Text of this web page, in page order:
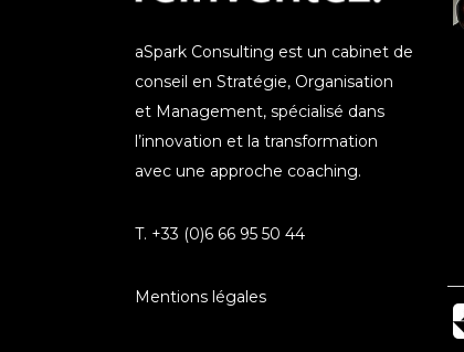
aSpark Consulting est un cabinet de
conseil en Stratégie, Organisation
et Management, spécialisé dans
l’innovation et la transformation
avec une approche coaching.
T. +33 (0)6 66 95 50 44
Mentions légales